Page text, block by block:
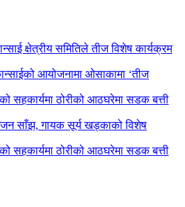
क्षेत्रीय समितिले तीज विशेष कार्यक्रम
आयोजनामा ओसाकामा ‘तीज
सहकार्यमा ठोरीको आठघरेमा सडक बत्ती
साँझ, गायक सूर्य खड्काको विशेष
सहकार्यमा ठोरीको आठघरेमा सडक बत्ती